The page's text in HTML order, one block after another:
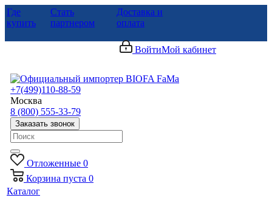
Где
купить
Стать
партнером
Доставка и
оплата
ВойтиМой кабинет
+7(499)110-88-59
Москва
8 (800) 555-33-79
Заказать звонок
Отложенные 0
Корзина пуста 0
Каталог